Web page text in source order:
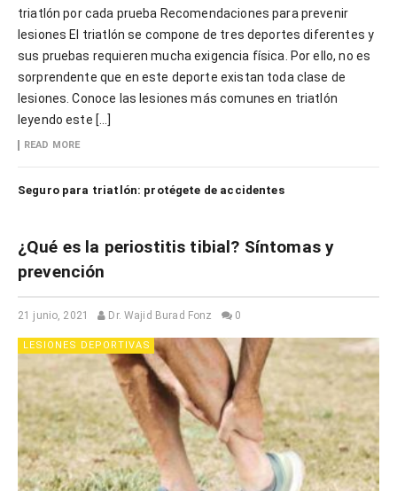
triatlón por cada prueba Recomendaciones para prevenir
lesiones El triatlón se compone de tres deportes diferentes y
sus pruebas requieren mucha exigencia física. Por ello, no es
sorprendente que en este deporte existan toda clase de
lesiones. Conoce las lesiones más comunes en triatlón
leyendo este […]
READ MORE
Seguro para triatlón: protégete de accidentes
¿Qué es la periostitis tibial? Síntomas y
prevención
21 junio, 2021 Dr. Wajid Burad Fonz 0
LESIONES DEPORTIVAS